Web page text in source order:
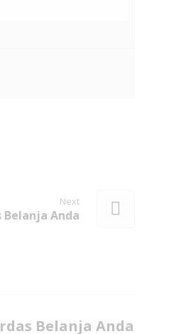
Next
Belanja Anda
Belanja Anda